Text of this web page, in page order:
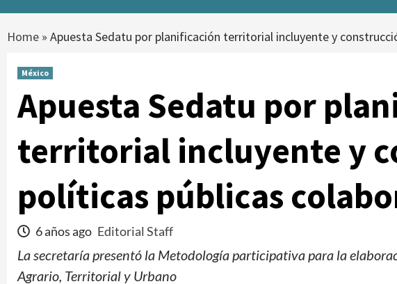
Home » Apuesta Sedatu por planificación territorial incluyente y
México
Apuesta Sedatu por
territorial incluyente y
políticas públicas
6 años ago Editorial Staff
La secretaría presentó la Metodología participativa para la
Agrario, Territorial y Urbano